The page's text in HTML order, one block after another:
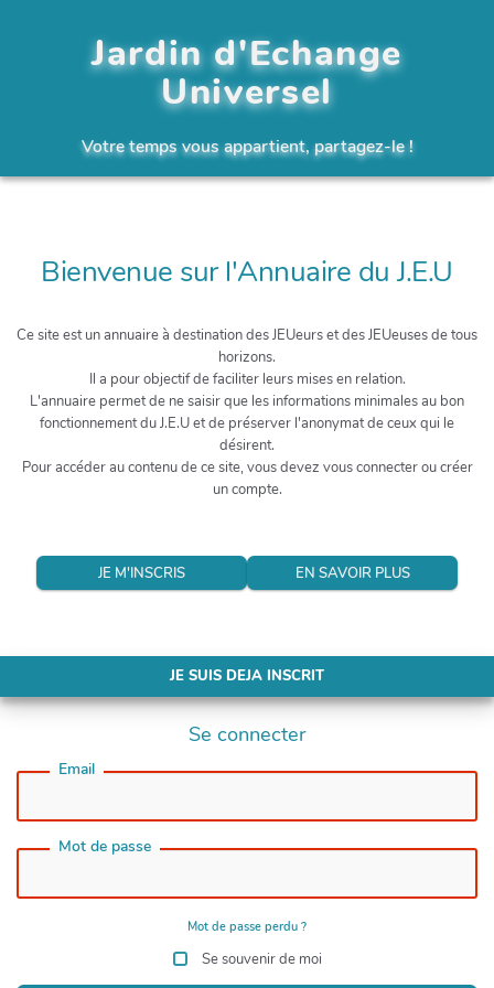
Jardin d'Echange
Universel
Votre temps vous appartient, partagez-le !
Bienvenue sur l'Annuaire du J.E.U
Ce site est un annuaire à destination des JEUeurs et des JEUeuses de tous
horizons.
Il a pour objectif de faciliter leurs mises en relation.
L'annuaire permet de ne saisir que les informations minimales au bon
fonctionnement du J.E.U et de préserver l'anonymat de ceux qui le
désirent.
Pour accéder au contenu de ce site, vous devez vous connecter ou créer
un compte.
JE M'INSCRIS EN SAVOIR PLUS
JE SUIS DEJA INSCRIT
Se connecter
Email
Mot de passe
Mot de passe perdu ?
Se souvenir de moi